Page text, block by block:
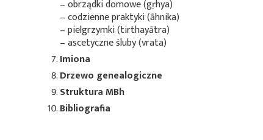
– obrządki domowe (gṛhya)
– codzienne praktyki (āhnika)
– pielgrzymki (tirthayātra)
– ascetyczne śluby (vrata)
Imiona
Drzewo genealogiczne
Struktura MBh
Bibliografia